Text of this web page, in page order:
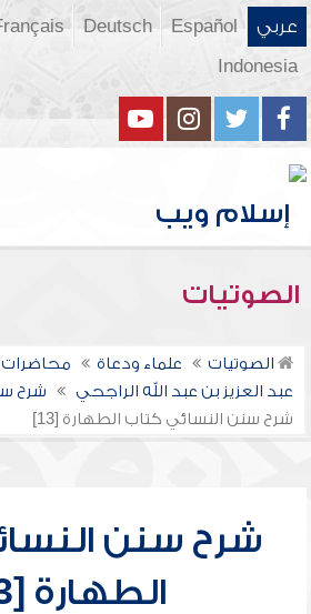
عربي Español
Deutsch
Indonesia
الصوتيات
الصوتيات علماء ودعاة
عبد العزيز بن عبد الله الراجحي
شرح
شرح سنن النسائي كتاب الطهارة [13]
شرح سنن
الطهارة [13]